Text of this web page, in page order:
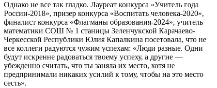
Однако не все так гладко. Лауреат конкурса «Учитель года
России-2018», призер конкурса «Воспитать человека-2020»,
финалист конкурса «Флагманы образования-2024», учитель
математики СОШ № 1 станицы Зеленчукской Карачаево-
Черкесской Республики Юлия Капалкина посетовала, что не
все коллеги радуются чужим успехам: «Люди разные. Одни
будут искренне радоваться твоему успеху, а другие —
убежденно считать, что ты заняла их место, хотя не
предпринимали никаких усилий к тому, чтобы на это место
сесть».